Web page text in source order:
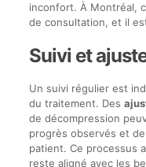
inconfort. À Montréal,
de consultation, et il
Suivi et
Un suivi régulier est
du traitement. Des
de décompression
progrès observés et
patient. Ce processus
reste aligné avec les